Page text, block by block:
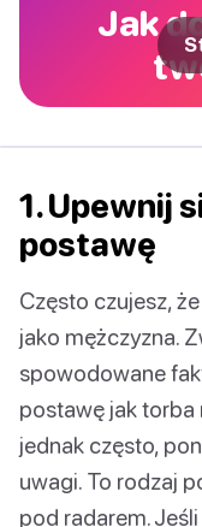
Jak
1. Upewnij
postawę
Często czujesz,
jako mężczyzna.
spowodowane
postawę jak torba
jednak często,
uwagi. To rodzaj
pod radarem.